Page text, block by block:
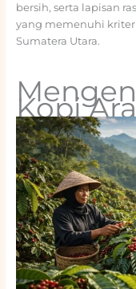
bersih, serta lapisan
yang memenuhi
Sumatera Utara.
Kopi